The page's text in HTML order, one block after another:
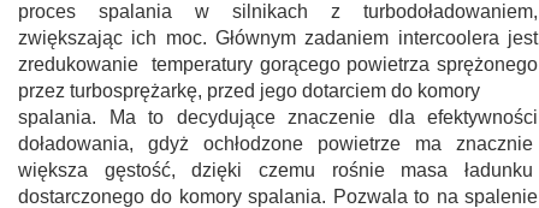
proces spalania w silnikach z turbodoładowaniem,
zwiększając ich moc. Głównym zadaniem intercoolera jest
zredukowanie temperatury gorącego powietrza sprężonego
przez turbosprężarkę, przed jego dotarciem do komory
spalania. Ma to decydujące znaczenie dla efektywności
doładowania, gdyż ochłodzone powietrze ma znacznie
większa gęstość, dzięki czemu rośnie masa ładunku
dostarczonego do komory spalania. Pozwala to na spalenie